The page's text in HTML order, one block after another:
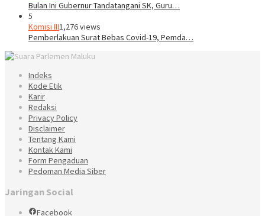
Bulan Ini Gubernur Tandatangani SK, Guru…
5
Komisi III1,276 views
Pemberlakuan Surat Bebas Covid-19, Pemda…
Indeks
Kode Etik
Karir
Redaksi
Privacy Policy
Disclaimer
Tentang Kami
Kontak Kami
Form Pengaduan
Pedoman Media Siber
Jaringan Social
Facebook